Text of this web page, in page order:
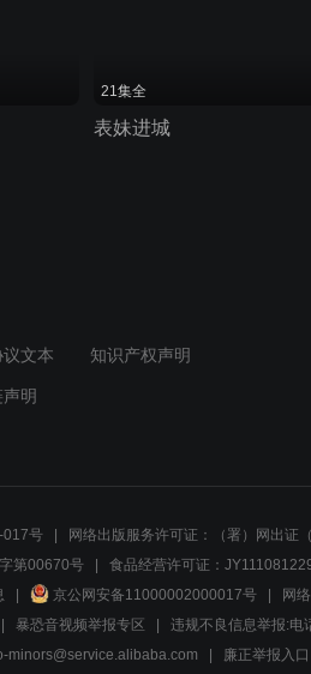
21集全
表妹进城
文本 知识产权声明
明
017号 网络出版服务许可证：（署）网出证
第00670号 食品经营许可证：
京公网安备11000002000017号 网
暴恐音视频举报专区
违规不良信息举报:
minors@service.alibaba.com 廉正举报入口